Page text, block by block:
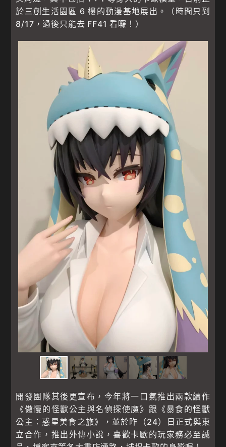
於三創生活園區 6 樓的動漫基地展出。（時間只到
8/17，過後只能去 FF41 看囉！）
開發團隊其後更宣布，今年將一口氣推出兩款續作
《傲慢的怪獸公主與名偵探使魔》跟《暴食的怪獸
公主：惑星美食之旅》，並於昨（24）日正式與東
立合作，推出外傳小說，喜歡卡歐的玩家務必至誠